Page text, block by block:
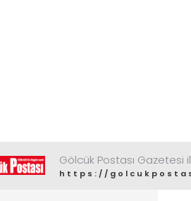
Gölcük Postası
https://